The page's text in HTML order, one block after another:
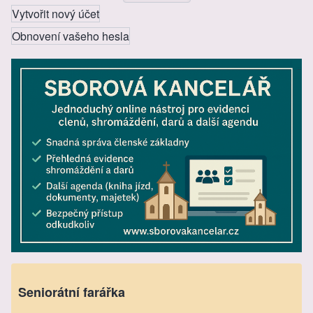
Vytvořit nový účet
Obnovení vašeho hesla
Seniorátní farářka